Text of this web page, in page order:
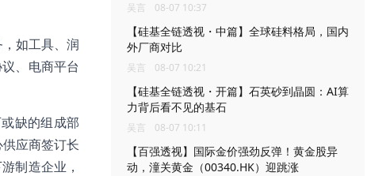
如工具、润
、电商平台
缺的组成部
应商签订长
制造企业，
吴言 08-07 10:37
【硅基全链透视・中篇】全球硅料格局，国内
外厂商对比
吴言 08-07 10:21
【硅基全链透视・开篇】石英砂到晶圆：AI算
力背后看不见的基石
吴言 08-07 10:11
【百强透视】国际金价强劲反弹！黄金股异
动，潼关黄金（00340.HK）迎跳涨